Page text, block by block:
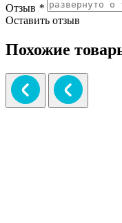
Отзыв *
Оставить отзыв
Похожие